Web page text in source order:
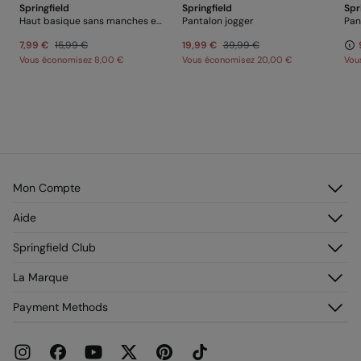
Springfield
Haut basique sans manches en coton
7,99 € 15,99 €
Vous économisez 8,00 €
Springfield
Pantalon jogger
19,99 € 39,99 €
Vous économisez 20,00 €
Mon Compte
Mes adresses
Aide
Foire aux questions
Livraison
Promotions en cours
Carte Cadeau
Springfield Club
Adhérez !
La Marque
Franchises
Emploi
Payment Methods